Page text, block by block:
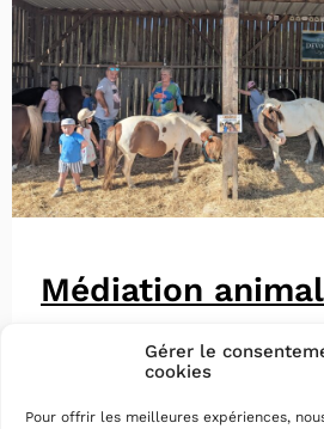
Gérer le
cookies
Pour offrir les meilleures expériences,
Médiation